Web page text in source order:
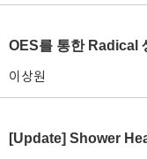
OES를 통한 Radical
이상원
[Update] Shower